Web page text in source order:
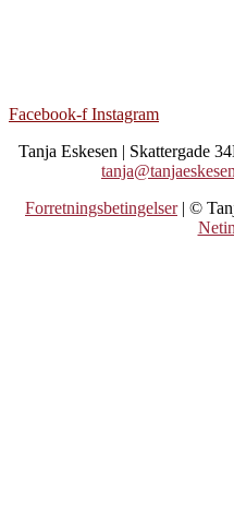
Facebook-f Instagram
Tanja Eskesen | Skattergade
Forretningsbetingelser | ©